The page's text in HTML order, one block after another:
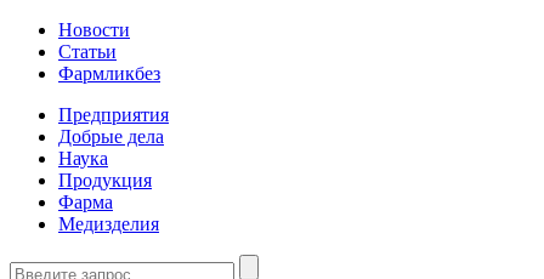
Новости
Статьи
Фармликбез
Предприятия
Добрые дела
Наука
Продукция
Фарма
Медизделия